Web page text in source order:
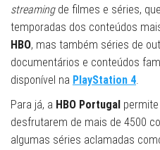
streamingde filmes e séries,
temporadas dos conteúdos
HBO, mas também séries de
documentários e conteúdos
disponível na PlayStation 4.
Para já, a HBO Portugal
desfrutarem de mais de 4500
algumas séries aclamadas